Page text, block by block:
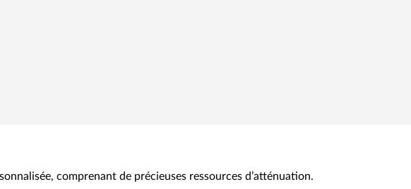
comprenant de précieuses ressources d’atténuation.